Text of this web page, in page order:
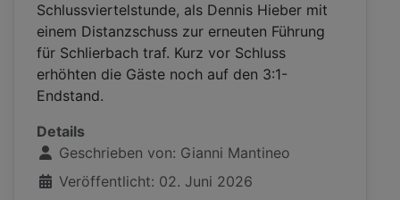
Schlussviertelstunde, als Dennis Hieber mit
einem Distanzschuss zur erneuten Führung
für Schlierbach traf. Kurz vor Schluss
erhöhten die Gäste noch auf den 3:1-
Endstand.
Details
Geschrieben von: Gianni Mantineo
Veröffentlicht: 02. Juni 2026